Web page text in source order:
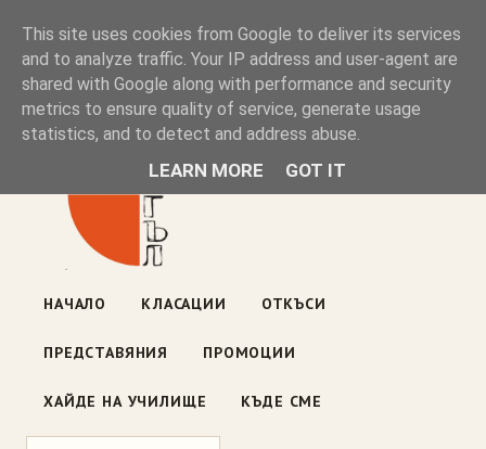
Книжен ъгъл
Блог на книжарницата — класации, откъси, нови книги
ул. „Оборище" 117, София· пон–пет 10:00–19:00 ·
НАЧАЛО КЛАСАЦИИ ОТКЪСИ
ПРЕДСТАВЯНИЯ ПРОМОЦИИ
ХАЙДЕ НА УЧИЛИЩЕ КЪДЕ СМЕ
This site uses cookies from Google to deliver its services
and to analyze traffic. Your IP address and user-agent are
shared with Google along with performance and security
metrics to ensure quality of service, generate usage
statistics, and to detect and address abuse.
LEARN MORE GOT IT